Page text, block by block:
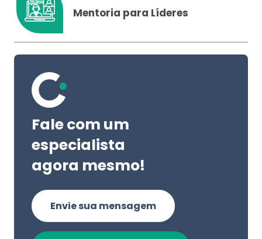
Mentoria para Líderes
Fale com um
especialista
agora mesmo!
Envie sua mensagem